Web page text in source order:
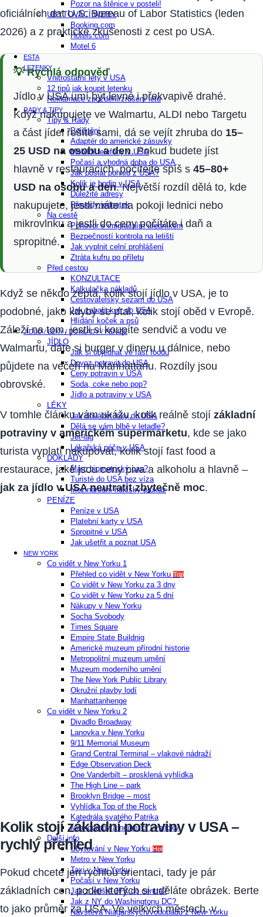
Pozor na štěnice v posteli!
UBYTOVACÍ WEBY
Booking.com
Hotels.com
Motel 6
ESTA
LETENKY
Vnitrostátní lety v USA
12 tipů jak koupit letenku
Reklamace zpoždění/zrušení letu
RADY & TIPY
Tipy & Rady
Pojištění
Adaptér do americké zásuvky
Mobilní telefony v USA
Počasí a vhodná doba do USA
Jak poslat pohled z USA?
Kolik je hodin v USA
Důležité adresy
Převody jednotek
Na cestě
Pohovor s imigračním úředníkem
Bezpečností kontrola na letišti
Jak vyplnit celní prohlášení
Ztráta kufru po příletu
Před cestou
KONZULTACE
Kalkulačka nákladů
Cestovatelský sezam do USA
Jak zabalit kufr do USA
Hlídání koček a psů
JÍDLO / LÉKY / DOKLADY / PENÍZE
JÍDLO
Jak si objednat ve fast foodu
Dovoz potravit do USA
Ceny potravin v USA
Soda, coke nebo pop?
Jídlo a potraviny v USA
LÉKY
Jak dovážet léky do USA
Dělá se vám blbě v letadle?
Jet-lag
Lékařská péče v USA
DOKLADY
Mám biometrický pas?
Turisté do USA bez víza
Mezinárodní řidičský průkaz
PENÍZE
Peníze v USA
Platební karty v USA
Spropitné v USA
Jak ušetřit a poznat USA
NEW YORK
Co vidět v New Yorku 1
Přehled co vidět v New Yorku Top
Co vidět v New Yorku za 3 dny
Co vidět v New Yorku za 5 dní
Nákupy v New Yorku
Socha Svobody
Times Square
Empire State Buildnig
Americké muzeum přírodní historie
Metropolitní muzeum umění
Muzeum moderního umění
The New York Public Library
Okružní plavby lodí
Manhattanhenge
Co vidět v New Yorku 2
Divadlo Broadway
Lanovka v New Yorku
9/11 Memorial Museum
Grand Central Terminal – vlakové nádraží
Edge Observation Deck
One Vanderbilt – prosklená vyhlídka
The High Line – park
Brooklyn Bridge – most
Vyhlídka Top of the Rock
Katedrála svatého Patrika
Mrakodrapy a nejhezčí vyhlídky
Další info
Ubytování v New Yorku Hot
Metro v New Yorku
Taxi v New Yorku
Počasí v New Yorku
Jak z letiště JFK do centra?
Jak z NY do Washingtonu DC?
Návštěva Niagarských vodopádů z New Yorku
oficiálních dat U.S. Bureau of Labor Statistics (leden
2026) a z praktické zkušenosti z cest po USA.
💡 Rychlá odpověď
Jídlo v USA umí být levné i překvapivě drahé.
Když nakupujete ve Walmartu, ALDI nebo Targetu
a část jídel řešíte sami, dá se vejít zhruba do 15–
25 USD na osobu a den. Pokud budete jíst
hlavně v restauracích, počítejte spíš s 45–80+
USD na osobu a den. Největší rozdíl dělá to, kde
nakupujete, jestli máte na pokoji lednici nebo
mikrovlnku a jestli do ceny počítáte i daň a
spropitné.
Když se někdo zeptá, kolik stojí jídlo v USA, je to
podobné, jako kdyby se ptal, kolik stojí oběd v Evropě.
Záleží na tom, jestli si koupíte sendvič a vodu ve
Walmartu, dáte si burger v dineru u dálnice, nebo
půjdete na večeři na Manhattanu. Rozdíly jsou
obrovské.
V tomhle článku vám ukážu, kolik reálně stojí základní
potraviny v americkém supermarketu, kde se jako
turista vyplatí nakupovat, kolik stojí fast food a
restaurace, jaké jsou ceny piva a alkoholu a hlavně –
jak za jídlo v USA neutratit zbytečně moc.
Kolik stojí základní potraviny v USA –
rychlý přehled
Pokud chcete jen rychlou orientaci, tady je pár
základních cen, podle kterých si uděláte obrázek. Berte
to jako průměr za USA. Ve velkých městech, v